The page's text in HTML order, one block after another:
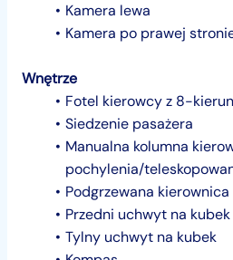
Kamera lewa
Kamera po prawej
Wnętrze
Fotel kierowcy z 8-
Siedzenie pasażera
Manualna kolumna
pochylenia/
Podgrzewana
Przedni uchwyt na kubek
Tylny uchwyt na kubek